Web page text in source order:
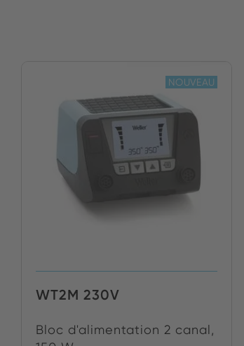
WT2M 230V
Bloc d'alimentation 2 canal,
NOUVEAU